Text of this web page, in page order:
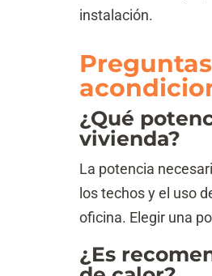
instalación.
¿Qué
vivienda?
La potencia
los techos y el uso
oficina. Elegir una
¿Es